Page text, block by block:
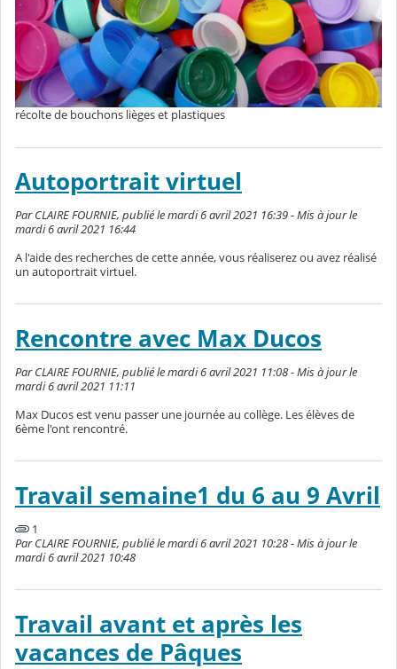
récolte de bouchons lièges et plastiques
Autoportrait virtuel
Par CLAIRE FOURNIE, publié le mardi 6 avril 2021 16:39 - Mis à jour le
mardi 6 avril 2021 16:44
A l'aide des recherches de cette année, vous réaliserez ou avez réalisé
un autoportrait virtuel.
Rencontre avec Max Ducos
Par CLAIRE FOURNIE, publié le mardi 6 avril 2021 11:08 - Mis à jour le
mardi 6 avril 2021 11:11
Max Ducos est venu passer une journée au collège. Les élèves de
6ème l'ont rencontré.
Travail semaine1 du 6 au 9 Avril
1
Par CLAIRE FOURNIE, publié le mardi 6 avril 2021 10:28 - Mis à jour le
mardi 6 avril 2021 10:48
Travail avant et après les
vacances de Pâques